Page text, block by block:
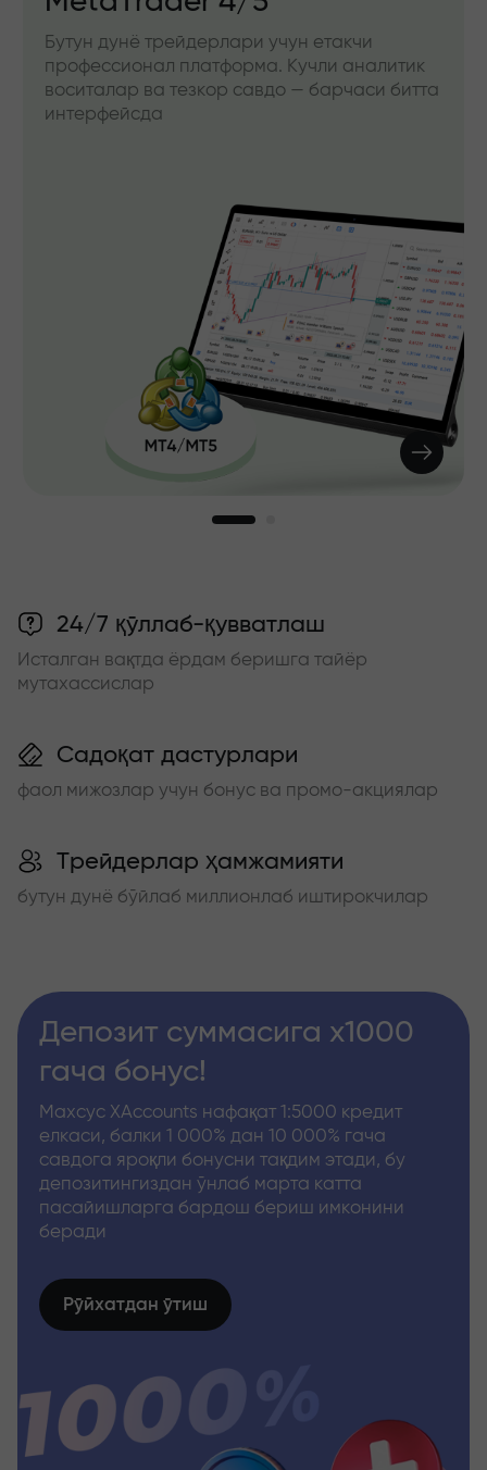
Бутун дунё трейдерлари учун етакчи
профессионал платформа. Кучли аналитик
воситалар ва тезкор савдо — барчаси битта
интерфейсда
24/7 қўллаб-қувватлаш
Исталган вақтда ёрдам беришга тайёр
мутахассислар
Садоқат дастурлари
фаол мижозлар учун бонус ва промо-акциялар
Трейдерлар ҳамжамияти
бутун дунё бўйлаб миллионлаб иштирокчилар
Депозит суммасига x1000
гача бонус!
Махсус XAccounts нафақат 1:5000 кредит
елкаси, балки 1 000% дан 10 000% гача
савдога яроқли бонусни тақдим этади, бу
депозитингиздан ўнлаб марта катта
пасайишларга бардош бериш имконини
беради
Рўйхатдан ўтиш